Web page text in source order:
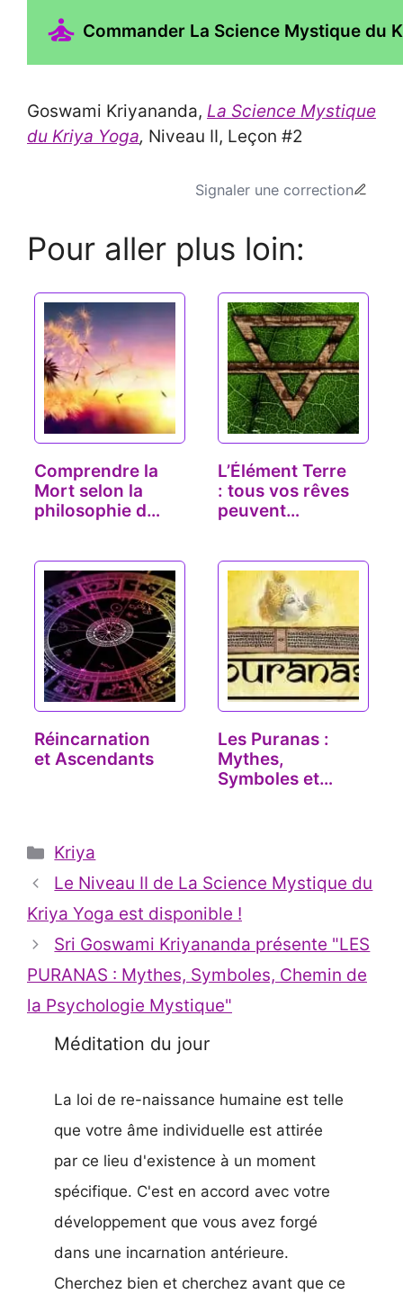
Commander La Science Mystique du
Goswami Kriyananda, La Science Mystique
du Kriya Yoga, Niveau II, Leçon #2
Signaler une correction
Pour aller plus loin:
Comprendre la
Mort selon la
philosophie du
L’Élément Terre
: tous vos rêves
peuvent
Réincarnation
et Ascendants
Les Puranas :
Mythes,
Symboles et
Catégories
Kriya
Le Niveau II de La Science Mystique du
Kriya Yoga est disponible !
Sri Goswami Kriyananda présente "LES
PURANAS : Mythes, Symboles, Chemin de
la Psychologie Mystique"
Méditation du jour
La loi de re-naissance humaine est telle
que votre âme individuelle est attirée
par ce lieu d'existence à un moment
spécifique. C'est en accord avec votre
développement que vous avez forgé
dans une incarnation antérieure.
Cherchez bien et cherchez avant que ce